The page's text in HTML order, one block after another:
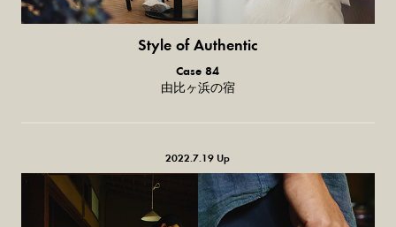
Style of Authentic
普通の服、
普通のスタイル。
Case 84
由比ヶ浜の宿
2022.7.19 Up